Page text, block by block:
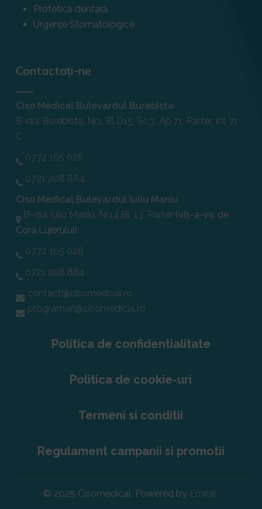
Protetică dentară
Urgențe Stomatologice
Contactați-ne
Ciso Medical Bulevardul Burebista
B-dul Burebista, Nr.1, Bl.D15, Sc.3, Ap.71, Parter, Int 71
C
0772 165 028
0721 208 884
Ciso Medical Bulevardul Iuliu Maniu
B-dul Iuliu Maniu, Nr.14,Bl. 13, Parter (vis-a-vis de
Cora Lujerului)
0772 165 028
0721 208 884
contact@cisomedical.ro
programari@cisomedical.ro
Politica de confidentialitate
Politica de cookie-uri
Termeni si conditii
Regulament campanii si promotii
© 2025 Cisomedical. Powered by Emiral.